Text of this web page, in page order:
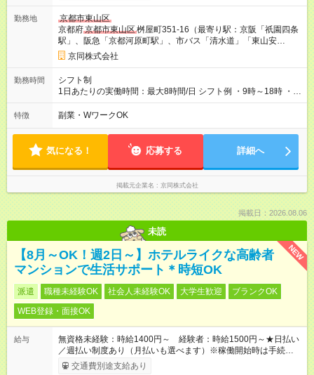
勤務地
京都市東山区
京都府京都市東山区桝屋町351-16（最寄り駅：京阪「祇園四条
駅」、阪急「京都河原町駅」、市バス「清水道」「東山安
井」）
京同株式会社
勤務時間
シフト制
1日あたりの実働時間：最大8時間/日 シフト例 ・9時～18時 ・9
時～15時 など
特徴 副業・WワークOK
気になる！ 応募する 詳細へ
掲載元企業名 京同株式会社
掲載日：2026.08.06
未読
NEW
【8月～OK！週2日～】ホテルライクな高齢者
マンションで生活サポート＊時短OK
派遣 職種未経験OK 社会人未経験OK 大学生歓迎
ブランクOK
WEB登録・面接OK
給与
無資格未経験：時給1400円～ 経験者：時給1500円～★日払い
／週払い制度あり（月払いも選べます）※稼働開始時は手続き完
了次第のお支払いとなります。
交通費別途支給あり